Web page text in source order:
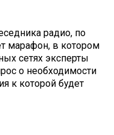
радио, по
марафон, в котором
сетях эксперты
о необходимости
к которой будет